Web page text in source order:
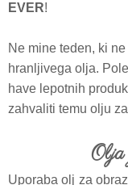
EVER!
Ne mine teden, ki
hranljivega olja.
have lepotnih
zahvaliti temu olju
Olja
Uporaba olj za